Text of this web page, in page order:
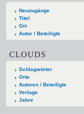
Neuzugänge
Titel
Ort
Autor / Beteiligte
CLOUDS
Schlagwörter
Orte
Autoren / Beteiligte
Verlage
Jahre